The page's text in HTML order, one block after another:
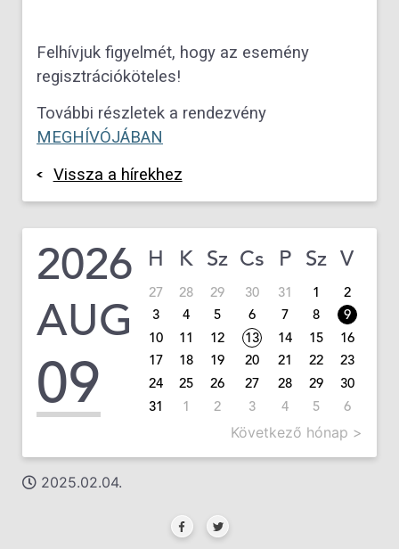
Felhívjuk figyelmét, hogy az esemény
regisztrációköteles!
További részletek a rendezvény
MEGHÍVÓJÁBAN
Vissza a hírekhez
2026
AUG
09
H K Sz Cs P Sz V
27 28 29 30 31 1
2
3
4 5 6 7 8
9
10
11 12 13 14 15
16
17
18 19 20 21 22
23
24
25 26 27 28 29
30
31
1 2 3 4 5 6
Következő hónap >
2025.02.04.